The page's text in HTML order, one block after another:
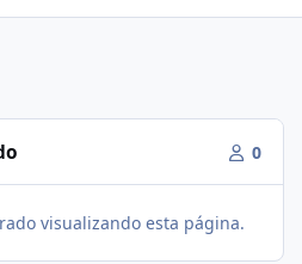
0
visualizando esta página.